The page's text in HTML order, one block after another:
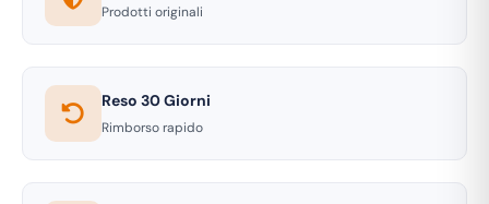
Prodotti originali
Reso 30 Giorni
Rimborso rapido